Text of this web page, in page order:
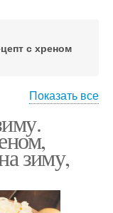
с хреном
с яблоками
Показать все
зиму,